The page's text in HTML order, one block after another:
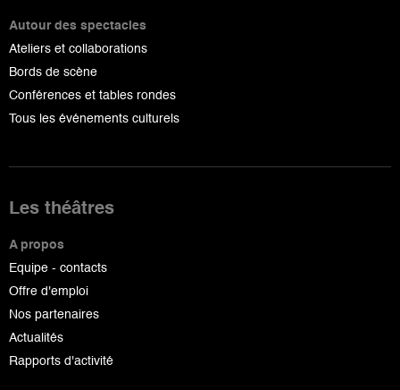
Autour des spectacles
Ateliers et collaborations
Bords de scène
Conférences et tables rondes
Tous les événements culturels
Les théâtres
A propos
Equipe - contacts
Offre d'emploi
Nos partenaires
Actualités
Rapports d'activité